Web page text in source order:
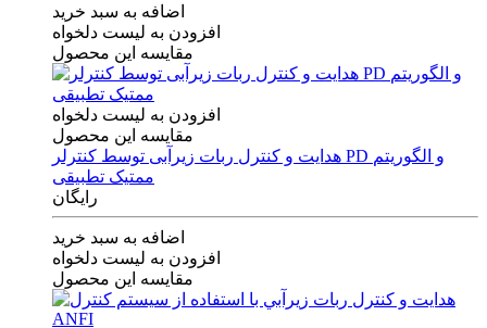
اضافه به سبد خرید
افزودن به لیست دلخواه
مقایسه این محصول
افزودن به لیست دلخواه
مقایسه این محصول
هدایت و کنترل ربات زیرآبی توسط کنترلر PD و الگوریتم
ممتیک تطبیقی
رایگان
اضافه به سبد خرید
افزودن به لیست دلخواه
مقایسه این محصول